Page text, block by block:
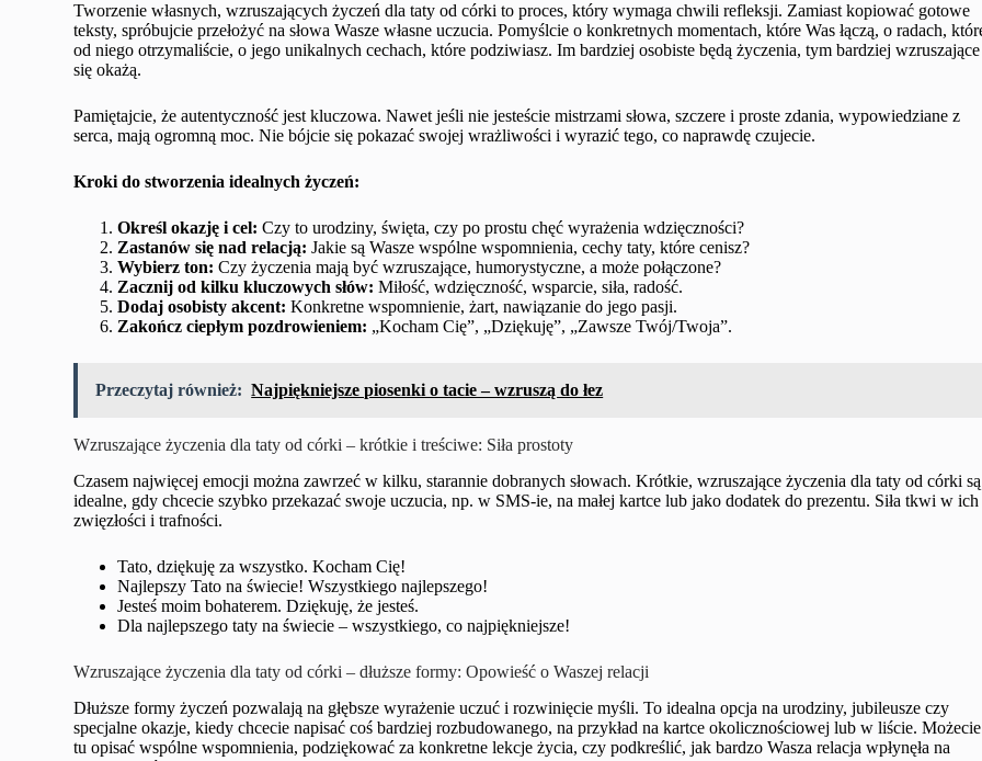
Tworzenie własnych, wzruszających życzeń dla taty od córki to proces, który wymaga chwili refleksji. Zamiast kopiować gotowe
teksty, spróbujcie przełożyć na słowa Wasze własne uczucia. Pomyślcie o konkretnych momentach, które Was łączą, o radach,
od niego otrzymaliście, o jego unikalnych cechach, które podziwiasz. Im bardziej osobiste będą życzenia, tym bardziej wzruszające
się okażą.
Pamiętajcie, że autentyczność jest kluczowa. Nawet jeśli nie jesteście mistrzami słowa, szczere i proste zdania, wypowiedziane z
serca, mają ogromną moc. Nie bójcie się pokazać swojej wrażliwości i wyrazić tego, co naprawdę czujecie.
Kroki do stworzenia idealnych życzeń:
Określ okazję i cel: Czy to urodziny, święta, czy po prostu chęć wyrażenia wdzięczności?
Zastanów się nad relacją: Jakie są Wasze wspólne wspomnienia, cechy taty, które cenisz?
Wybierz ton: Czy życzenia mają być wzruszające, humorystyczne, a może połączone?
Zacznij od kilku kluczowych słów: Miłość, wdzięczność, wsparcie, siła, radość.
Dodaj osobisty akcent: Konkretne wspomnienie, żart, nawiązanie do jego pasji.
Zakończ ciepłym pozdrowieniem: „Kocham Cię”, „Dziękuję”, „Zawsze Twój/Twoja”.
Przeczytaj również: Najpiękniejsze piosenki o tacie – wzruszą do łez
Wzruszające życzenia dla taty od córki – krótkie i treściwe: Siła prostoty
Czasem najwięcej emocji można zawrzeć w kilku, starannie dobranych słowach. Krótkie, wzruszające życzenia dla taty od córki są
idealne, gdy chcecie szybko przekazać swoje uczucia, np. w SMS-ie, na małej kartce lub jako dodatek do prezentu. Siła tkwi w ich
zwięzłości i trafności.
Tato, dziękuję za wszystko. Kocham Cię!
Najlepszy Tato na świecie! Wszystkiego najlepszego!
Jesteś moim bohaterem. Dziękuję, że jesteś.
Dla najlepszego taty na świecie – wszystkiego, co najpiękniejsze!
Wzruszające życzenia dla taty od córki – dłuższe formy: Opowieść o Waszej relacji
Dłuższe formy życzeń pozwalają na głębsze wyrażenie uczuć i rozwinięcie myśli. To idealna opcja na urodziny, jubileusze czy
specjalne okazje, kiedy chcecie napisać coś bardziej rozbudowanego, na przykład na kartce okolicznościowej lub w liście. Możecie
tu opisać wspólne wspomnienia, podziękować za konkretne lekcje życia, czy podkreślić, jak bardzo Wasza relacja wpłynęła na